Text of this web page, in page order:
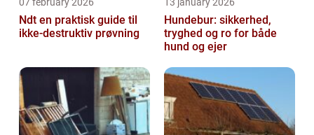
Ndt en praktisk guide til
ikke-destruktiv prøvning
Hundebur: sikkerhed,
tryghed og ro for både
hund og ejer